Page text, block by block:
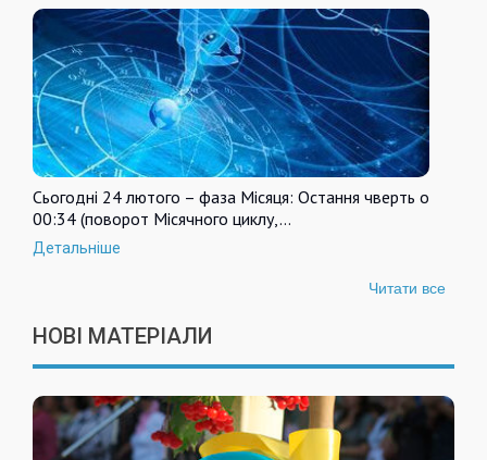
Сьогодні 24 лютого – фаза Місяця: Остання чверть о
00:34 (поворот Місячного циклу,…
Детальніше
Читати все
НОВІ МАТЕРІАЛИ